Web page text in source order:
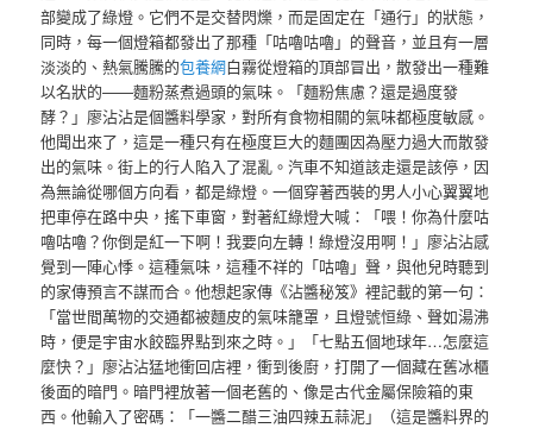
部變成了綠燈。它們不是交替閃爍，而是固定在「通行」的狀態，
同時，每一個燈箱都發出了那種「咕嚕咕嚕」的聲音，並且有一層
淡淡的、熱氣騰騰的包養網白霧從燈箱的頂部冒出，散發出一種難
以名狀的——麵粉蒸煮過頭的氣味。「麵粉焦慮？還是過度發
酵？」廖沾沾是個醬料學家，對所有食物相關的氣味都極度敏感。
他聞出來了，這是一種只有在極度巨大的麵團因為壓力過大而散發
出的氣味。街上的行人陷入了混亂。汽車不知道該走還是該停，因
為無論從哪個方向看，都是綠燈。一個穿著西裝的男人小心翼翼地
把車停在路中央，搖下車窗，對著紅綠燈大喊：「喂！你為什麼咕
嚕咕嚕？你倒是紅一下啊！我要向左轉！綠燈沒用啊！」廖沾沾感
覺到一陣心悸。這種氣味，這種不祥的「咕嚕」聲，與他兒時聽到
的家傳預言不謀而合。他想起家傳《沾醬秘笈》裡記載的第一句：
「當世間萬物的交通都被麵皮的氣味籠罩，且燈號恒綠、聲如湯沸
時，便是宇宙水餃臨界點到來之時。」「七點五個地球年…怎麼這
麼快？」廖沾沾猛地衝回店裡，衝到後廚，打開了一個藏在舊冰櫃
後面的暗門。暗門裡放著一個老舊的、像是古代金屬保險箱的東
西。他輸入了密碼：「一醬二醋三油四辣五蒜泥」（這是醬料界的